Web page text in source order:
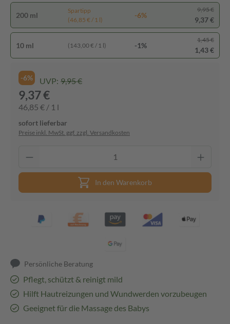
200 ml
Spartipp
(46,85 € / 1 l)
-6%
9,95 €
9,37 €
10 ml (143,00 € / 1 l) -1%
1,45 €
1,43 €
-6% UVP: 9,95 €
9,37 €
46,85 € / 1 l
sofort lieferbar
Preise inkl. MwSt. ggf. zzgl. Versandkosten
In den Warenkorb
Persönliche Beratung
Pflegt, schützt & reinigt mild
Hilft Hautreizungen und Wundwerden vorzubeugen
Geeignet für die Massage des Babys